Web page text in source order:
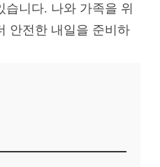
습니다. 나와 가족을 위
안전한 내일을 준비하